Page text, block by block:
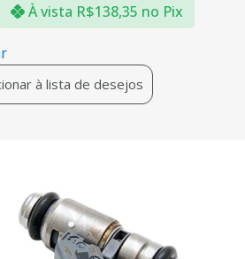
À vista R$138,35 no Pix
à lista de desejos